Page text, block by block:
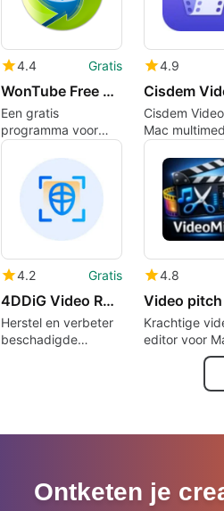
4.4 Gratis
WonTube Free Video Converter
Een gratis
programma voor
mac
4.9
Cisdem
Mac
voor
vastlegging
4.2 Gratis
4DDiG Video Repair
Herstel en verbeter
beschadigde
4.8
Krachtige
editor voor
gebruikers
Ontketen je